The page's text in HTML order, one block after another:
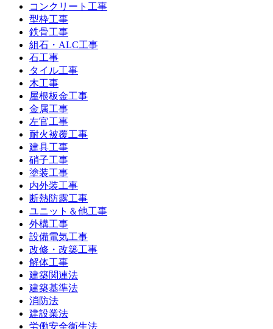
コンクリート工事
型枠工事
鉄骨工事
組石・ALC工事
石工事
タイル工事
木工事
屋根板金工事
金属工事
左官工事
耐火被覆工事
建具工事
硝子工事
塗装工事
内外装工事
断熱防露工事
ユニット＆他工事
外構工事
設備電気工事
改修・改築工事
解体工事
建築関連法
建築基準法
消防法
建設業法
労働安全衛生法